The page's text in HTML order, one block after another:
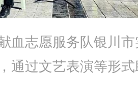
血志愿服务队银川
通过文艺表演等形